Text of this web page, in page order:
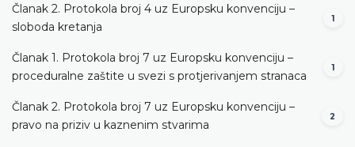
Članak 2. Protokola broj 4 uz Europsku konvenciju –
sloboda kretanja
1
Članak 1. Protokola broj 7 uz Europsku konvenciju –
proceduralne zaštite u svezi s protjerivanjem stranaca
1
Članak 2. Protokola broj 7 uz Europsku konvenciju –
pravo na priziv u kaznenim stvarima
2